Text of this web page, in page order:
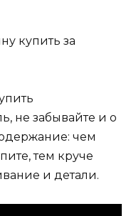
купить за
не забывайте и о
чем
тем круче
и детали.